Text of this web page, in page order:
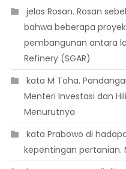
 jelas Rosan. Rosan
bahwa beberapa
pembangunan antara
Refinery (SGAR)
 kata M Toha.
Menteri Investasi dan
Menurutnya
 kata Prabowo di
kepentingan pertanian.